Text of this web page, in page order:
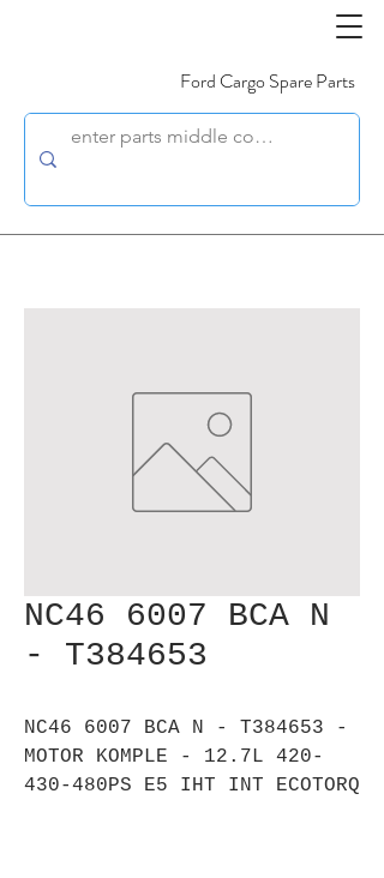
Ford Cargo Spare Parts
NC46 6007 BCA N
- T384653
NC46 6007 BCA N - T384653 -
MOTOR KOMPLE - 12.7L 420-
430-480PS E5 IHT INT ECOTORQ